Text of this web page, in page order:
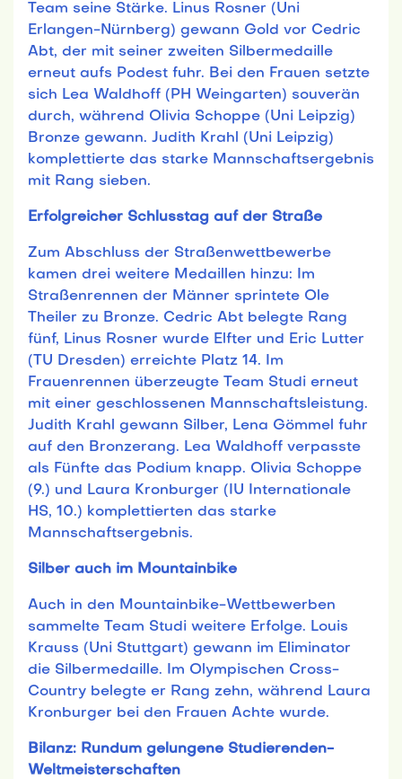
Team seine Stärke. Linus Rosner (Uni
Erlangen-Nürnberg) gewann Gold vor Cedric
Abt, der mit seiner zweiten Silbermedaille
erneut aufs Podest fuhr. Bei den Frauen setzte
sich Lea Waldhoff (PH Weingarten) souverän
durch, während Olivia Schoppe (Uni Leipzig)
Bronze gewann. Judith Krahl (Uni Leipzig)
komplettierte das starke Mannschaftsergebnis
mit Rang sieben.
Erfolgreicher Schlusstag auf der Straße
Zum Abschluss der Straßenwettbewerbe
kamen drei weitere Medaillen hinzu: Im
Straßenrennen der Männer sprintete Ole
Theiler zu Bronze. Cedric Abt belegte Rang
fünf, Linus Rosner wurde Elfter und Eric Lutter
(TU Dresden) erreichte Platz 14. Im
Frauenrennen überzeugte Team Studi erneut
mit einer geschlossenen Mannschaftsleistung.
Judith Krahl gewann Silber, Lena Gömmel fuhr
auf den Bronzerang. Lea Waldhoff verpasste
als Fünfte das Podium knapp. Olivia Schoppe
(9.) und Laura Kronburger (IU Internationale
HS, 10.) komplettierten das starke
Mannschaftsergebnis.
Silber auch im Mountainbike
Auch in den Mountainbike-Wettbewerben
sammelte Team Studi weitere Erfolge. Louis
Krauss (Uni Stuttgart) gewann im Eliminator
die Silbermedaille. Im Olympischen Cross-
Country belegte er Rang zehn, während Laura
Kronburger bei den Frauen Achte wurde.
Bilanz: Rundum gelungene Studierenden-
Weltmeisterschaften